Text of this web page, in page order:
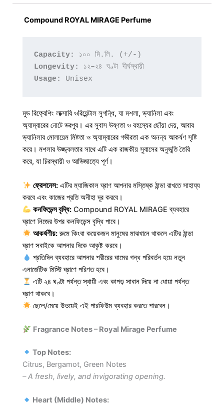
Compound ROYAL MIRAGE Perfume
Capacity:
১০০ মি.লি. (+/-)
Longevity:
১২–২৪ ঘণ্টা দীর্ঘস্থায়ী
Usage:
মুড রিফ্রেশিং লাক্সারি ওরিয়েন্টাল সুগন্ধি, যা মশলা, ভ্যানিলা এবং
অ্যাম্বারের নোটে ভরপুর। এর সুবাস উষ্ণতা ও রহস্যের ছোঁয়া দেয়, আবার
ভ্যানিলার মোলায়েম মিষ্টতা ও অ্যাম্বারের গভীরতা এক অনন্য আকর্ষণ সৃষ্টি
করে। মশলার উজ্জ্বলতার সাথে এটি এক রাজকীয় সুবাসের অনুভূতি তৈরি
করে, যা চিরস্থায়ী ও আভিজাত্যে পূর্ণ।
ফ্রেশনেস:এটির ম্যাজিকাল ঘ্রাণ আপনার মস্তিষ্ক ঠান্ডা রাখতে সাহায্য
করবে এবং কাজের প্রতি অনীহা দূর করবে।
কনফিডেন্স বৃদ্ধি:Compound ROYAL MIRAGE ব্যবহারে
ঘ্রাণে নিজের উপর কনফিডেন্স বৃদ্ধি পাবে।
আকর্ষণীয়:রুমে কিংবা কয়েকজন মানুষের মাঝখানে থাকলে এটির ঠান্ডা
ঘ্রাণ সবাইকে আপনার দিকে আকৃষ্ট করবে।
প্রতিদিন ব্যবহারে আপনার শরীরের ঘামের গন্ধ পরিবর্তন হয়ে নতুন
এনার্জেটিক মিস্টি ঘ্রাণে পরিণত হবে।
এটি ২৪ ঘণ্টা পর্যন্ত স্থায়ী এবং কাপড় সাবান দিয়ে না ধোয়া পর্যন্ত
ঘ্রাণ থাকবে।
ছেলে/মেয়ে উভয়েই এই পারফিউম ব্যবহার করতে পারবেন।
Fragrance Notes – Royal Mirage Perfume
Top Notes:
Citrus, Bergamot, Green Notes
– A fresh, lively, and invigorating opening.
Heart (Middle) Notes: